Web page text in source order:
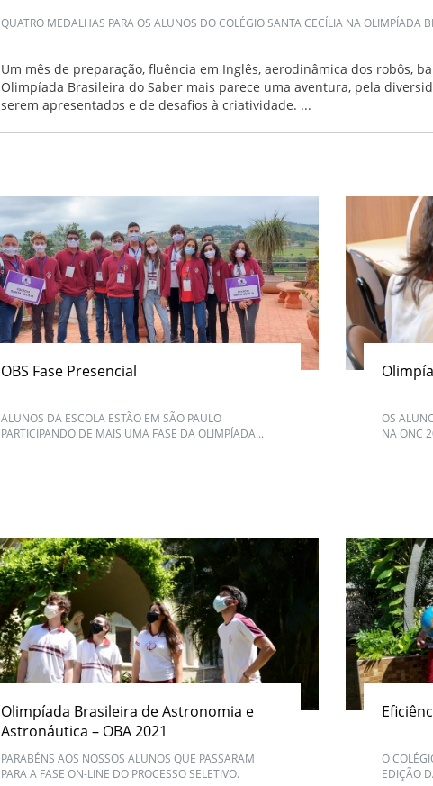
QUATRO MEDALHAS PARA OS ALUNOS DO COLÉGIO SANTA CECÍLIA NA OLIMPÍADA
Um mês de preparação, fluência em Inglês, aerodinâmica dos robôs,
Olimpíada Brasileira do Saber mais parece uma aventura, pela
serem apresentados e de desafios à criatividade. ...
OBS Fase Presencial
ALUNOS DA ESCOLA ESTÃO EM SÃO PAULO
PARTICIPANDO DE MAIS UMA FASE DA OLIMPÍADA...
OS
NA ONC
Olimpíada Brasileira de Astronomia e
Astronáutica – OBA 2021
PARABÉNS AOS NOSSOS ALUNOS QUE PASSARAM
PARA A FASE ON-LINE DO PROCESSO SELETIVO.
O
EDIÇÃO